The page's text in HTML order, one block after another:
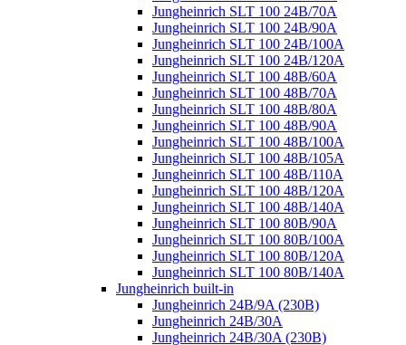
Jungheinrich SLT 100 24B/70A
Jungheinrich SLT 100 24B/90A
Jungheinrich SLT 100 24B/100A
Jungheinrich SLT 100 24B/120A
Jungheinrich SLT 100 48B/60A
Jungheinrich SLT 100 48B/70A
Jungheinrich SLT 100 48B/80A
Jungheinrich SLT 100 48B/90A
Jungheinrich SLT 100 48B/100A
Jungheinrich SLT 100 48B/105A
Jungheinrich SLT 100 48B/110A
Jungheinrich SLT 100 48B/120A
Jungheinrich SLT 100 48B/140A
Jungheinrich SLT 100 80B/90A
Jungheinrich SLT 100 80B/100A
Jungheinrich SLT 100 80B/120A
Jungheinrich SLT 100 80B/140A
Jungheinrich built-in
Jungheinrich 24B/9A (230B)
Jungheinrich 24B/30A
Jungheinrich 24B/30A (230B)